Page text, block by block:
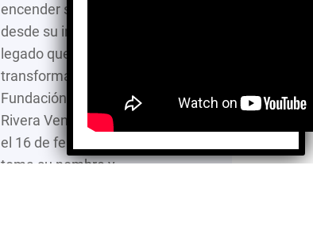
encender solidaridad
desde su infancia. Un
legado que inspira
transformación social La
Fundación Don Antonio
Rivera Venegas, creada
el 16 de febrero de 2001,
toma su nombre y